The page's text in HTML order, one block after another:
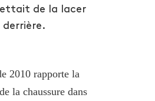
de la lacer
2010 rapporte la
la chaussure dans